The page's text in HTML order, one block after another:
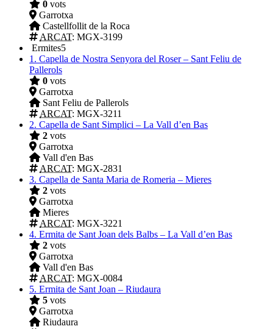
0 vots
Garrotxa
Castellfollit de la Roca
ARCAT: MGX-3199
Ermites5
1. Capella de Nostra Senyora del Roser – Sant Feliu de
Pallerols
0 vots
Garrotxa
Sant Feliu de Pallerols
ARCAT: MGX-3211
2. Capella de Sant Simplici – La Vall d’en Bas
2 vots
Garrotxa
Vall d'en Bas
ARCAT: MGX-2831
3. Capella de Santa Maria de Romeria – Mieres
2 vots
Garrotxa
Mieres
ARCAT: MGX-3221
4. Ermita de Sant Joan dels Balbs – La Vall d’en Bas
2 vots
Garrotxa
Vall d'en Bas
ARCAT: MGX-0084
5. Ermita de Sant Joan – Riudaura
5 vots
Garrotxa
Riudaura